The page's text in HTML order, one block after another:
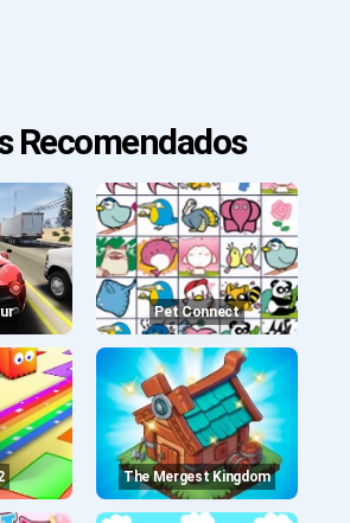
Recomendados
Pet Connect
The Mergest Kingdom